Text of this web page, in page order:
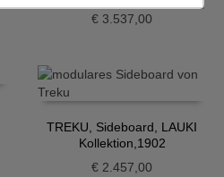
€ 3.537,00
TREKU, Sideboard, LAUKI
Kollektion,1902
€ 2.457,00